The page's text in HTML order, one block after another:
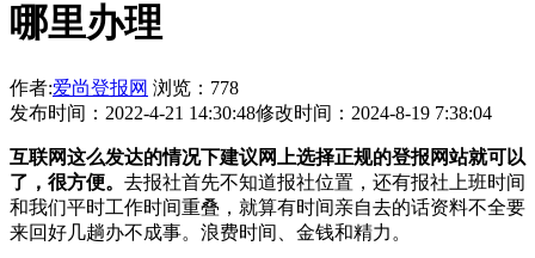
哪里办理
作者:爱尚登报网 浏览：778
发布时间：2022-4-21 14:30:48修改时间：2024-8-19 7:38:04
互联网这么发达的情况下建议网上选择正规的登报网站就可以
了，很方便。 去报社首先不知道报社位置，还有报社上班时间
和我们平时工作时间重叠，就算有时间亲自去的话资料不全要
来回好几趟办不成事。浪费时间、金钱和精力。